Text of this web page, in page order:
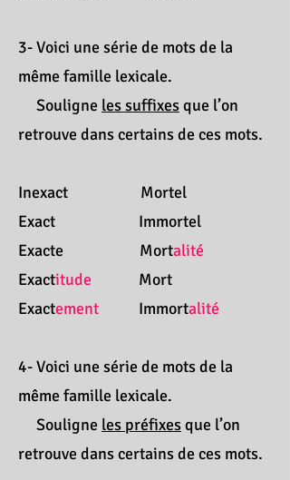
3- Voici une série de mots de la
même famille lexicale.
Souligne les suffixesque l’on
retrouve dans certains de ces mots.
Inexact Mortel
Exact Immortel
Exacte Mortalité
Exactitude Mort
Exactement Immortalité
4- Voici une série de mots de la
même famille lexicale.
Souligne les préfixesque l’on
retrouve dans certains de ces mots.